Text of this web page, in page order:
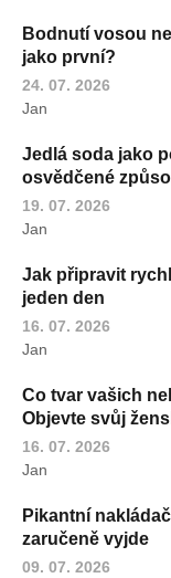
Bodnutí vosou
jako první?
24. 07. 2026
Jan
Jedlá soda jako
osvědčené
19. 07. 2026
Jan
Jak připravit
jeden den
16. 07. 2026
Jan
Co tvar vašich
Objevte svůj
16. 07. 2026
Jan
Pikantní
zaručeně vyjde
09. 07. 2026